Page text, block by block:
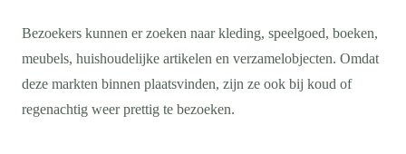
Bezoekers kunnen er zoeken naar kleding, speelgoed, boeken,
meubels, huishoudelijke artikelen en verzamelobjecten. Omdat
deze markten binnen plaatsvinden, zijn ze ook bij koud of
regenachtig weer prettig te bezoeken.